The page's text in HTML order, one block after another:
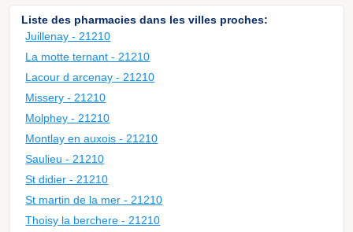
Liste des pharmacies dans les villes proches:
Juillenay - 21210
La motte ternant - 21210
Lacour d arcenay - 21210
Missery - 21210
Molphey - 21210
Montlay en auxois - 21210
Saulieu - 21210
St didier - 21210
St martin de la mer - 21210
Thoisy la berchere - 21210